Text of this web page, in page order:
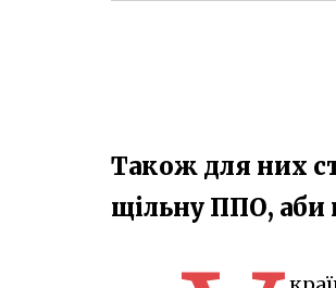
Також для них
щільну ППО, аби